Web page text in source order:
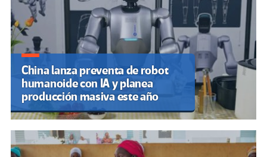
China lanza preventa de robot
humanoide con IA y planea
producción masiva este año